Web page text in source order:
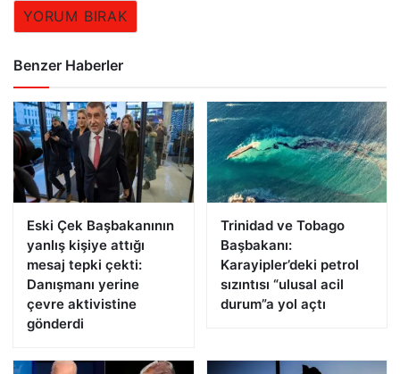
YORUM BIRAK
Benzer Haberler
Eski Çek Başbakanının
yanlış kişiye attığı
mesaj tepki çekti:
Danışmanı yerine
çevre aktivistine
gönderdi
Trinidad ve Tobago
Başbakanı:
Karayipler’deki petrol
sızıntısı “ulusal acil
durum”a yol açtı